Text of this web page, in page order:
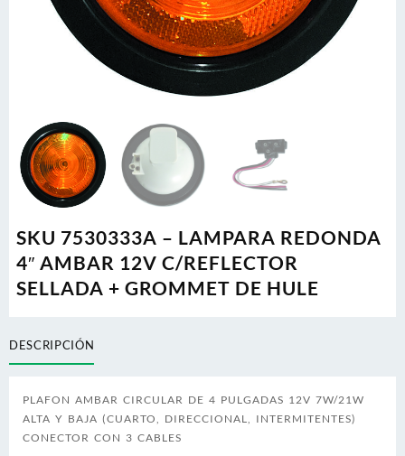
SKU 7530333A – LAMPARA REDONDA
4″ AMBAR 12V C/REFLECTOR
SELLADA + GROMMET DE HULE
DESCRIPCIÓN
PLAFON AMBAR CIRCULAR DE 4 PULGADAS 12V 7W/21W
ALTA Y BAJA (CUARTO, DIRECCIONAL, INTERMITENTES)
CONECTOR CON 3 CABLES